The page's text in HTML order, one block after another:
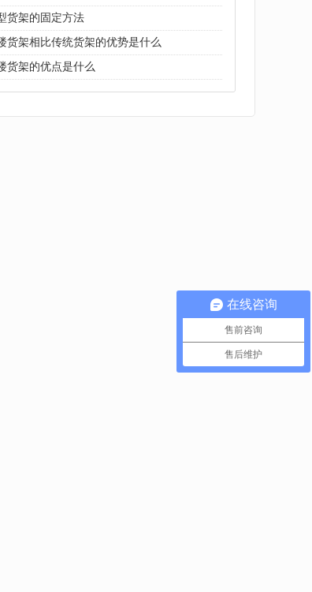
货架的固定方法
货架相比传统货架的优势是什么
货架的优点是什么
在线咨询
售前咨询
售后维护